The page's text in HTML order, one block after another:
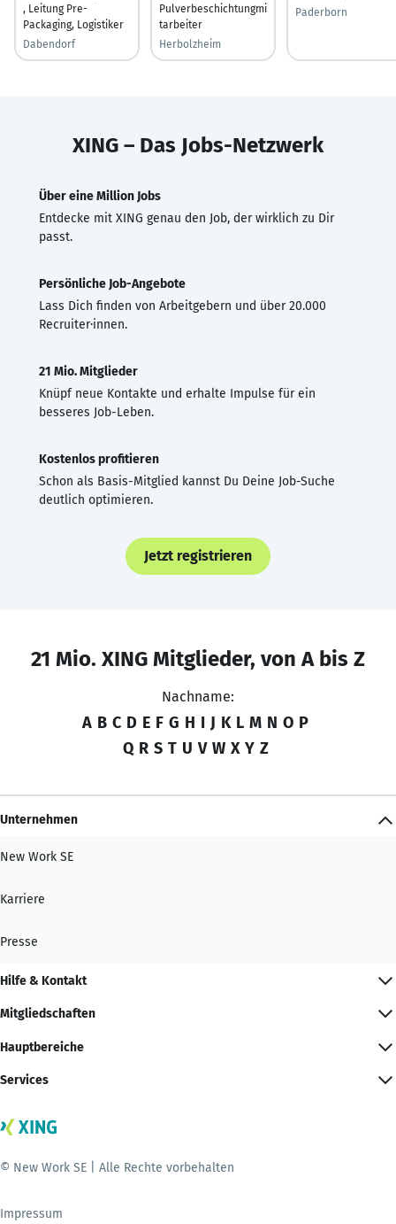
, Leitung Pre-
Packaging, Logistiker
Dabendorf
Pulverbeschichtungmi
tarbeiter
Herbolzheim
Paderborn
XING – Das Jobs-Netzwerk
Über eine Million Jobs
Entdecke mit XING genau den Job, der wirklich zu Dir
passt.
Persönliche Job-Angebote
Lass Dich finden von Arbeitgebern und über 20.000
Recruiter·innen.
21 Mio. Mitglieder
Knüpf neue Kontakte und erhalte Impulse für ein
besseres Job-Leben.
Kostenlos profitieren
Schon als Basis-Mitglied kannst Du Deine Job-Suche
deutlich optimieren.
Jetzt registrieren
21 Mio. XING Mitglieder, von A bis Z
Nachname:
A B C D E F G H I J K L M N O P
Q R S T U V W X Y Z
Unternehmen
New Work SE
Karriere
Presse
Hilfe & Kontakt
Mitgliedschaften
Hauptbereiche
Services
© New Work SE | Alle Rechte vorbehalten
Impressum